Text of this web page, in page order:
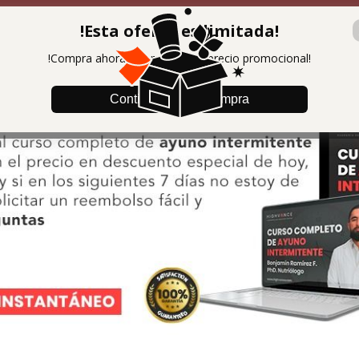
!Esta oferta es limitada!
!Compra ahora y aprovecha el precio promocional!
Continuar con la compra
: 59 : 38 Oferta por tiempo